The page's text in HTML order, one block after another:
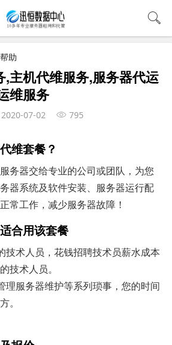
助
,主机代维服务,服务器代运
维服务
2020-07-02 795
维套餐？
务器交给专业的公司或团队，为您
器系统及软件安装、服务器运行配
常工作，减少服务器故障！
合用该套餐
技术人员，花钱招聘技术员薪水成本
技术人员。
理服务器维护等系列琐事，您的时间
。